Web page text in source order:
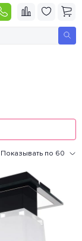
Показывать по 60